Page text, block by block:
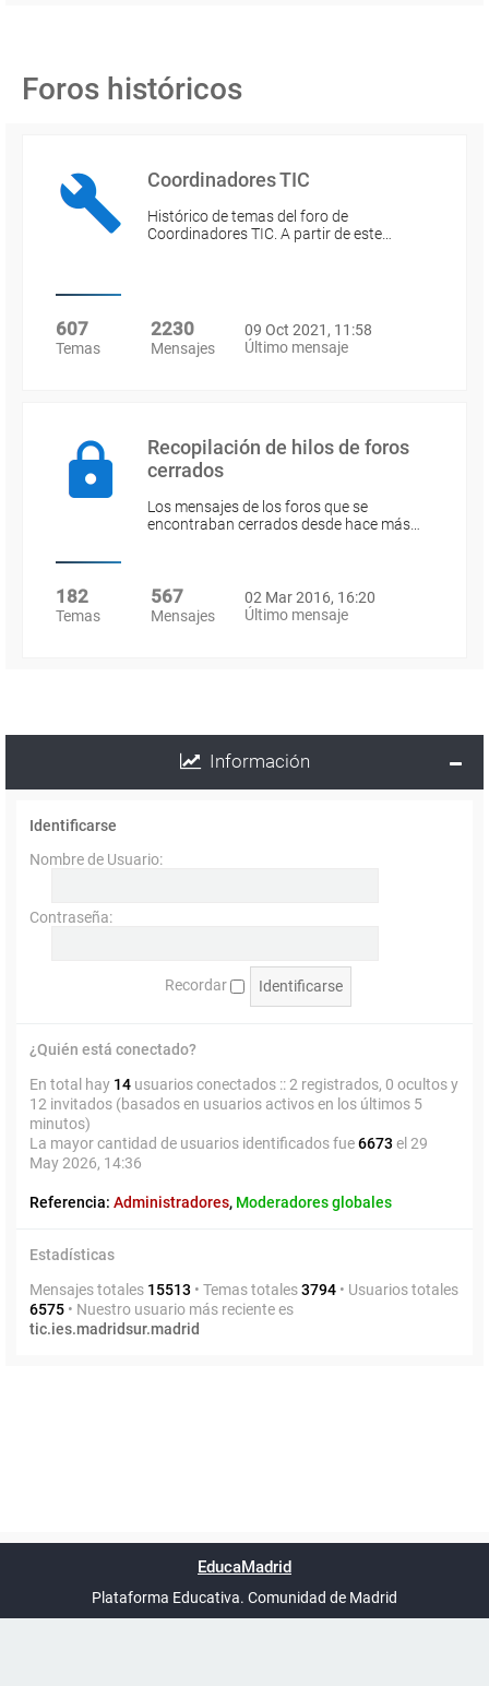
Foros históricos
Coordinadores TIC
Histórico de temas del foro de
Coordinadores TIC. A partir de este…
607
Temas
2230
Mensajes
09 Oct 2021, 11:58
Último mensaje
Recopilación de hilos de foros
cerrados
Los mensajes de los foros que se
encontraban cerrados desde hace más…
182
Temas
567
Mensajes
02 Mar 2016, 16:20
Último mensaje
Información
Identificarse
Nombre de Usuario:
Contraseña:
Recordar
¿Quién está conectado?
En total hay 14 usuarios conectados :: 2 registrados, 0 ocultos y
12 invitados (basados en usuarios activos en los últimos 5
minutos)
La mayor cantidad de usuarios identificados fue6673 el 29
May 2026, 14:36
Referencia: Administradores, Moderadores globales
Estadísticas
Mensajes totales 15513 • Temas totales3794 • Usuarios totales
6575 • Nuestro usuario más reciente es
tic.ies.madridsur.madrid
UTC+02:00
phpBB España
EducaMadrid
Plataforma Educativa. Comunidad de Madrid